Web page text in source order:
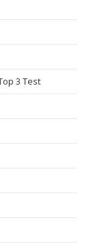
3 Test